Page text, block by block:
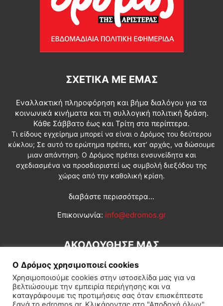
ΣΧΕΤΙΚΆ ΜΕ ΕΜΆΣ
Εναλλακτική πληροφόρηση και βήμα διαλόγου για τα
κοινωνικά κινήματα και τη συλλογική πολιτική δράση.
Κάθε Σάββατο έως και Τρίτη στα περίπτερα.
Τι είδους εγχείρημα μπορεί να είναι ο Δρόμος του δεύτερου
κύκλου; Σε αυτό το ερώτημα πρέπει, κατ’ αρχάς, να δώσουμε
μιαν απάντηση. Ο Δρόμος πρέπει ενσυνείδητα και
σχεδιασμένα να προσδιοριστεί ως συμβολή διεξόδου της
χώρας από την καθολική κρίση.
διαβάστε περισσότερα...
Επικοινωνία: info@edromos.gr
ΑΚΟΛΟΥΘΗΣΕ ΜΑΣ
Ο Δρόμος χρησιμοποιεί cookies
Χρησιμοποιούμε cookies στην ιστοσελίδα μας για να
βελτιώσουμε την εμπειρία περιήγησης και να
καταγράφουμε τις προτιμήσεις σας όταν επισκέπτεστε